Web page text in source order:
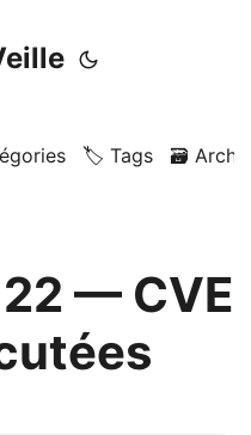
🏷️ Tags 🗃️
— CVE